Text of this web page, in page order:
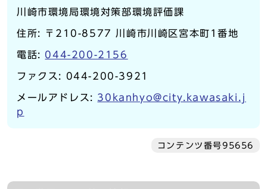
川崎市環境局環境対策部環境評価課
住所: 〒210-8577 川崎市川崎区宮本町1番地
電話: 044-200-2156
ファクス: 044-200-3921
メールアドレス: 30kanhyo@city.kawasaki.j
p
コンテンツ番号95656